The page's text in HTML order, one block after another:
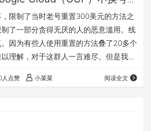
试用并且保留老号虚拟机实
限制了当时老号重置300美元的方法之
了一部分贪得无厌的人的恶意滥用。线
因为有些人使用重置的方法叠了20多个
理解，对于这群人一言难尽。但是我们
然可以使用我们的老信用卡，开启新的
港需要抢，才能开到。当然还是有变通
人点赞 小菜菜 阅读全文